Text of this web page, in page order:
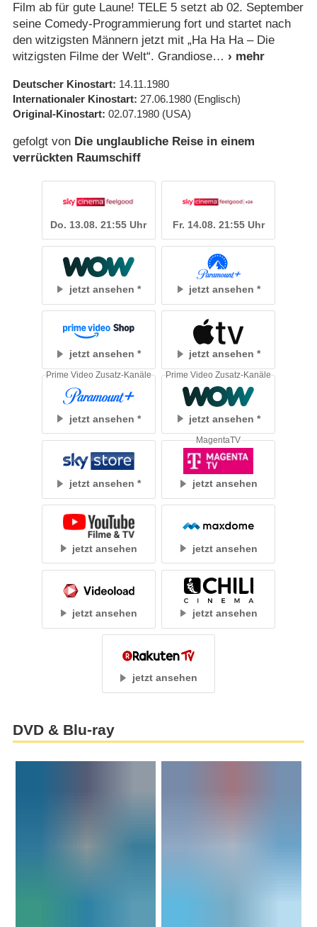
Film ab für gute Laune! TELE 5 setzt ab 02. September
seine Comedy-Programmierung fort und startet nach
den witzigsten Männern jetzt mit „Ha Ha Ha – Die
witzigsten Filme der Welt“. Grandiose
Deutscher Kinostart 14.11.1980
Internationaler Kinostart 27.06.1980 (Englisch)
Original-Kinostart 02.07.1980 (USA)
gefolgt von Die unglaubliche Reise in einem
verrückten Raumschiff
Do. 13.08. 21:55 Uhr Fr. 14.08. 21:55 Uhr
jetzt ansehen jetzt ansehen
jetzt ansehen jetzt ansehen
jetzt ansehen
Prime Video Zusatz-Kanäle
jetzt ansehen
Prime Video Zusatz-Kanäle
jetzt ansehen jetzt ansehen
MagentaTV
jetzt ansehen jetzt ansehen
jetzt ansehen jetzt ansehen
jetzt ansehen
DVD & Blu-ray